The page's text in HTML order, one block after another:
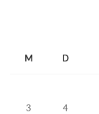
M D
3 4